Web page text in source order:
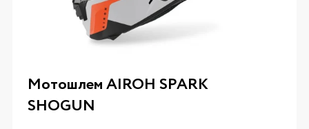
Мотошлем AIROH SPARK
SHOGUN